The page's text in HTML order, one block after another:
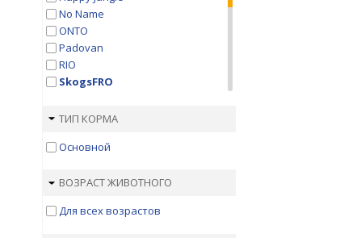
No Name
ONTO
Padovan
RIO
SkogsFRO
Versele-Laga
Вака
Веселый попугай
Зоомир
ТИП КОРМА
Основной
ВОЗРАСТ ЖИВОТНОГО
Для всех возрастов